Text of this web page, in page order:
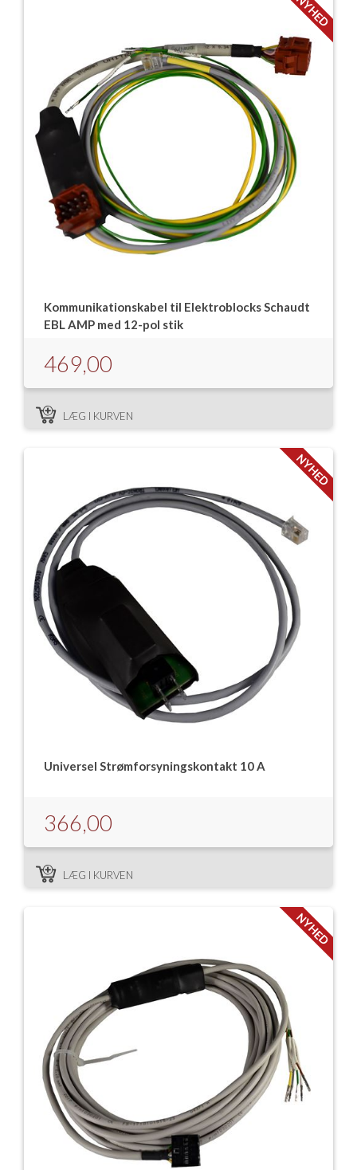
Kommunikationskabel til Elektroblocks Schaudt
EBL AMP med 12-pol stik
469,00
NYHED
LÆG I KURVEN
Universel Strømforsyningskontakt 10 A
366,00
NYHED
LÆG I KURVEN
NYHED